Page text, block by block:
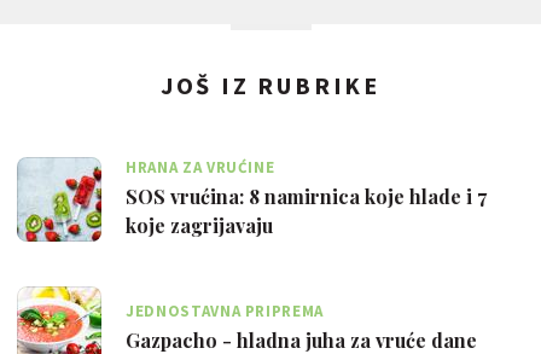
JOŠ IZ RUBRIKE
HRANA ZA VRUĆINE
SOS vrućina: 8 namirnica koje hlade i 7
koje zagrijavaju
JEDNOSTAVNA PRIPREMA
Gazpacho - hladna juha za vruće dane